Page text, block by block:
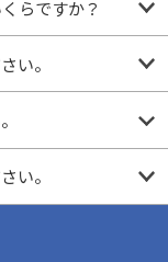
らですか？
い。
い。